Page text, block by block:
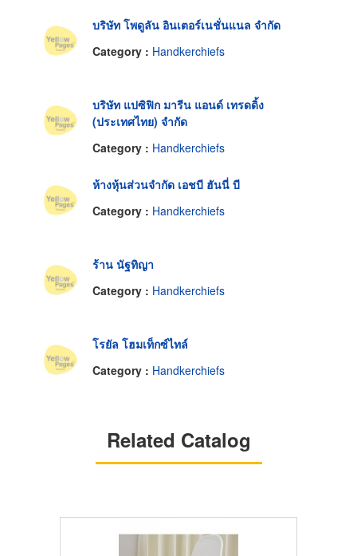
บริษัท โพดูลัน อินเตอร์เนชั่นแนล จำกัด
Category : Handkerchiefs
บริษัท แปซิฟิก มารีน แอนด์ เทรดดิ้ง
(ประเทศไทย) จำกัด
Category : Handkerchiefs
ห้างหุ้นส่วนจำกัด เอชบี ฮันนี่ บี
Category : Handkerchiefs
ร้าน นัฐทิญา
Category : Handkerchiefs
โรยัล โฮมเท็กซ์ไทล์
Category : Handkerchiefs
Related Catalog